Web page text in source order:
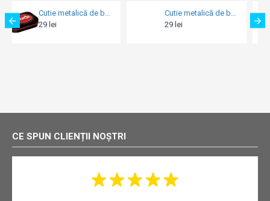
Cutie metalică de buzunar - Audi - Logo Red Shine - Sigla Rosie Lucioasa
CE SPUN CLIENȚII NOȘTRI